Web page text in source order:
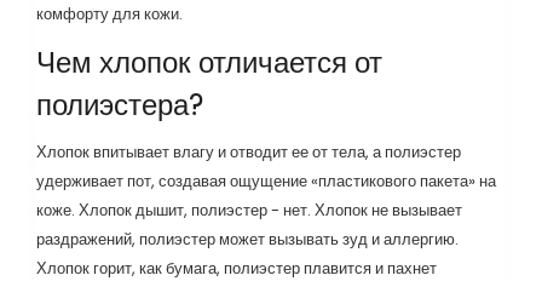
комфорту для кожи.
Чем хлопок отличается от
полиэстера?
Хлопок впитывает влагу и отводит ее от тела, а полиэстер
удерживает пот, создавая ощущение «пластикового пакета» на
коже. Хлопок дышит, полиэстер - нет. Хлопок не вызывает
раздражений, полиэстер может вызывать зуд и аллергию.
Хлопок горит, как бумага, полиэстер плавится и пахнет